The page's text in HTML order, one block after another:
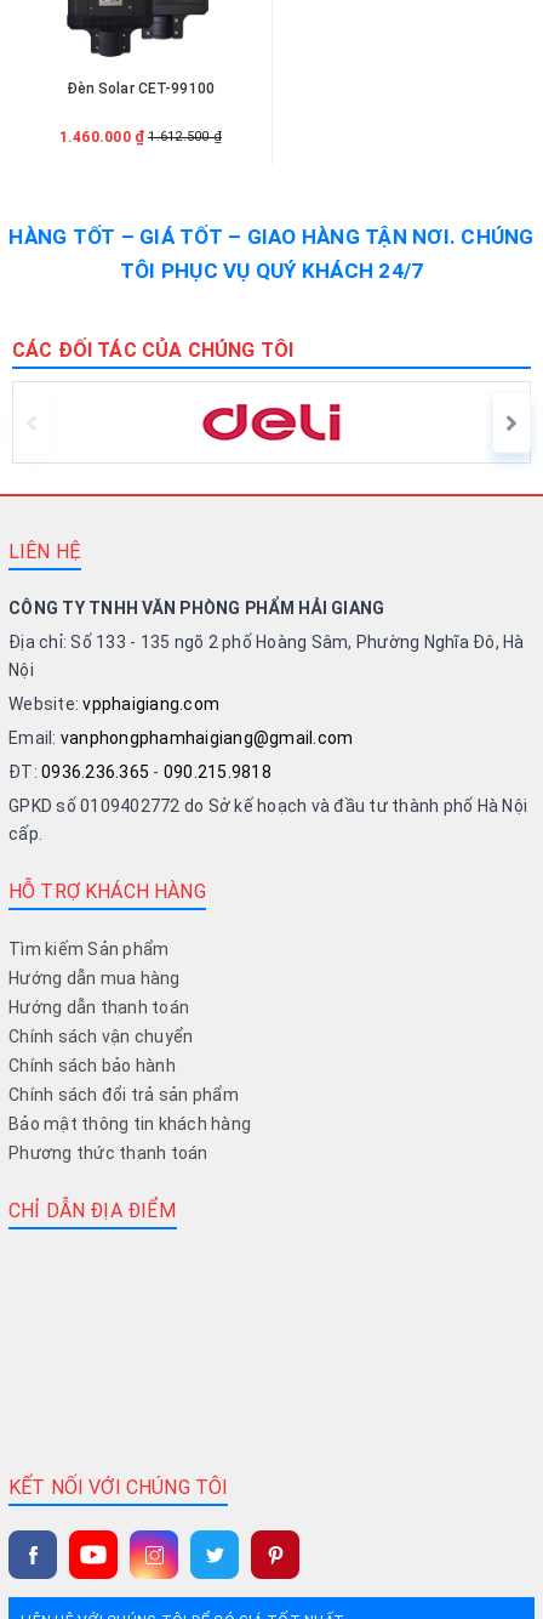
Đèn Solar CET-99100
1.460.000 ₫ 1.612.500 ₫
HÀNG TỐT – GIÁ TỐT – GIAO HÀNG TẬN NƠI. CHÚNG
TÔI PHỤC VỤ QUÝ KHÁCH 24/7
CÁC ĐỐI TÁC CỦA CHÚNG TÔI
LIÊN HỆ
CÔNG TY TNHH VĂN PHÒNG PHẨM HẢI GIANG
Địa chỉ: Số 133 - 135 ngõ 2 phố Hoàng Sâm, Phường Nghĩa Đô, Hà
Nội
Website:vpphaigiang.com
Email: vanphongphamhaigiang@gmail.com
ĐT: 0936.236.365 - 090.215.9818
GPKD số 0109402772 do Sở kế hoạch và đầu tư thành phố Hà Nội
cấp.
HỖ TRỢ KHÁCH HÀNG
Tìm kiếm Sản phẩm
Hướng dẫn mua hàng
Hướng dẫn thanh toán
Chính sách vận chuyển
Chính sách bảo hành
Chính sách đổi trả sản phẩm
Bảo mật thông tin khách hàng
Phương thức thanh toán
CHỈ DẪN ĐỊA ĐIỂM
KẾT NỐI VỚI CHÚNG TÔI